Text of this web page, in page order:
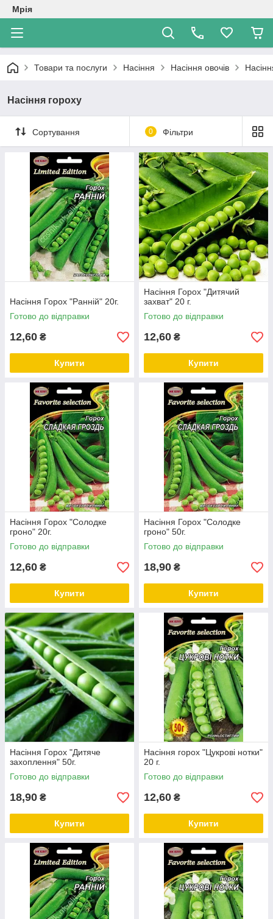
Мрія
Товари та послуги Насіння Насіння овочів
Насіння гороху
Сортування 0 Фільтри
Насіння Горох "Ранній" 20г.
Готово до відправки
12,60 ₴
Купити
Насіння Горох "Дитячий
захват" 20 г.
Готово до відправки
12,60 ₴
Купити
Насіння Горох "Солодке
гроно" 20г.
Готово до відправки
12,60 ₴
Купити
Насіння Горох "Солодке
гроно" 50г.
Готово до відправки
18,90 ₴
Купити
Насіння Горох "Дитяче
захоплення" 50г.
Готово до відправки
18,90 ₴
Купити
Насіння горох "Цукрові нотки"
20 г.
Готово до відправки
12,60 ₴
Купити